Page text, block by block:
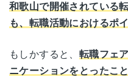
和歌山で開催されている
も、転職活動におけるポ
もしかすると、 転職フェ
ニケーションをとったこ